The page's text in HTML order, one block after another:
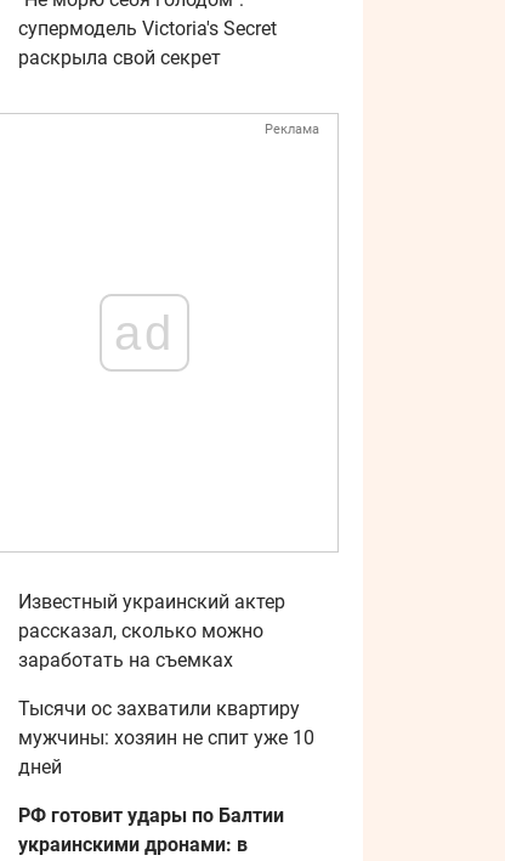
супермодель Victoria's Secret
раскрыла свой секрет
Реклама
ad
Известный украинский актер
рассказал, сколько можно
заработать на съемках
Тысячи ос захватили квартиру
мужчины: хозяин не спит уже 10
дней
РФ готовит удары по Балтии
украинскими дронами: в